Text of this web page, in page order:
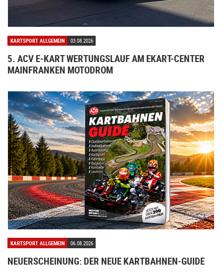
KARTSPORT ALLGEMEIN 03.08.2026
5. ACV E-KART WERTUNGSLAUF AM EKART-CENTER
MAINFRANKEN MOTODROM
KARTSPORT ALLGEMEIN 06.08.2026
NEUERSCHEINUNG: DER NEUE KARTBAHNEN-GUIDE